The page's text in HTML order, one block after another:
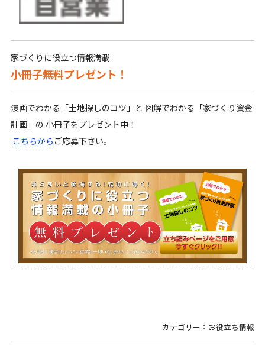
家づくりに役立つ情報満載
小冊子無料プレゼント！
漫画でわかる「土地探しのコツ」と 図解でわかる「家づくり資金
計画」の 小冊子をプレゼント中！
こちらから ご応募下さい。
カテゴリー：お役立ち情報